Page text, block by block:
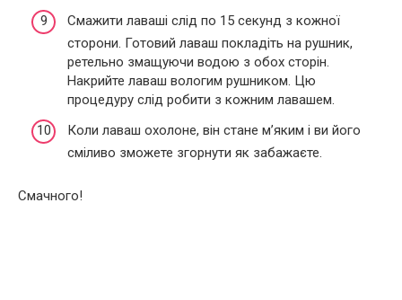
Смажити лаваші слід по 15 секунд з кожної
сторони. Готовий лаваш покладіть на рушник,
ретельно змащуючи водою з обох сторін.
Накрийте лаваш вологим рушником. Цю
процедуру слід робити з кожним лавашем.
Коли лаваш охолоне, він стане м’яким і ви його
сміливо зможете згорнути як забажаєте.
Смачного!